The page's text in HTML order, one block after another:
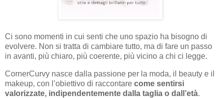
Ci sono momenti in cui senti che uno spazio ha bisogno di
evolvere. Non si tratta di cambiare tutto, ma di fare un passo
in avanti, più chiaro, più coerente, più vicino a chi ci legge.
CornerCurvy nasce dalla passione per la moda, il beauty e il
makeup, con l’obiettivo di raccontare come sentirsi
valorizzate, indipendentemente dalla taglia o dall’età.